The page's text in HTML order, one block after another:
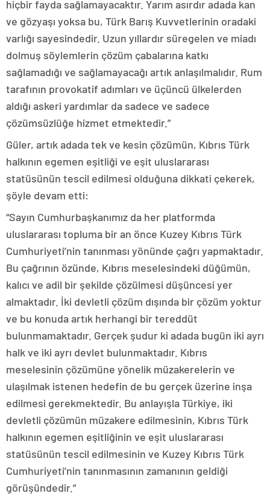
hiçbir fayda sağlamayacaktır. Yarım asırdır adada kan
ve gözyaşı yoksa bu, Türk Barış Kuvvetlerinin oradaki
varlığı sayesindedir. Uzun yıllardır süregelen ve miadı
dolmuş söylemlerin çözüm çabalarına katkı
sağlamadığı ve sağlamayacağı artık anlaşılmalıdır. Rum
tarafının provokatif adımları ve üçüncü ülkelerden
aldığı askeri yardımlar da sadece ve sadece
çözümsüzlüğe hizmet etmektedir.”
Güler, artık adada tek ve kesin çözümün, Kıbrıs Türk
halkının egemen eşitliği ve eşit uluslararası
statüsünün tescil edilmesi olduğuna dikkati çekerek,
şöyle devam etti:
“Sayın Cumhurbaşkanımız da her platformda
uluslararası topluma bir an önce Kuzey Kıbrıs Türk
Cumhuriyeti’nin tanınması yönünde çağrı yapmaktadır.
Bu çağrının özünde, Kıbrıs meselesindeki düğümün,
kalıcı ve adil bir şekilde çözülmesi düşüncesi yer
almaktadır. İki devletli çözüm dışında bir çözüm yoktur
ve bu konuda artık herhangi bir tereddüt
bulunmamaktadır. Gerçek şudur ki adada bugün iki ayrı
halk ve iki ayrı devlet bulunmaktadır. Kıbrıs
meselesinin çözümüne yönelik müzakerelerin ve
ulaşılmak istenen hedefin de bu gerçek üzerine inşa
edilmesi gerekmektedir. Bu anlayışla Türkiye, iki
devletli çözümün müzakere edilmesinin, Kıbrıs Türk
halkının egemen eşitliğinin ve eşit uluslararası
statüsünün tescil edilmesinin ve Kuzey Kıbrıs Türk
Cumhuriyeti’nin tanınmasının zamanının geldiği
görüşündedir.”